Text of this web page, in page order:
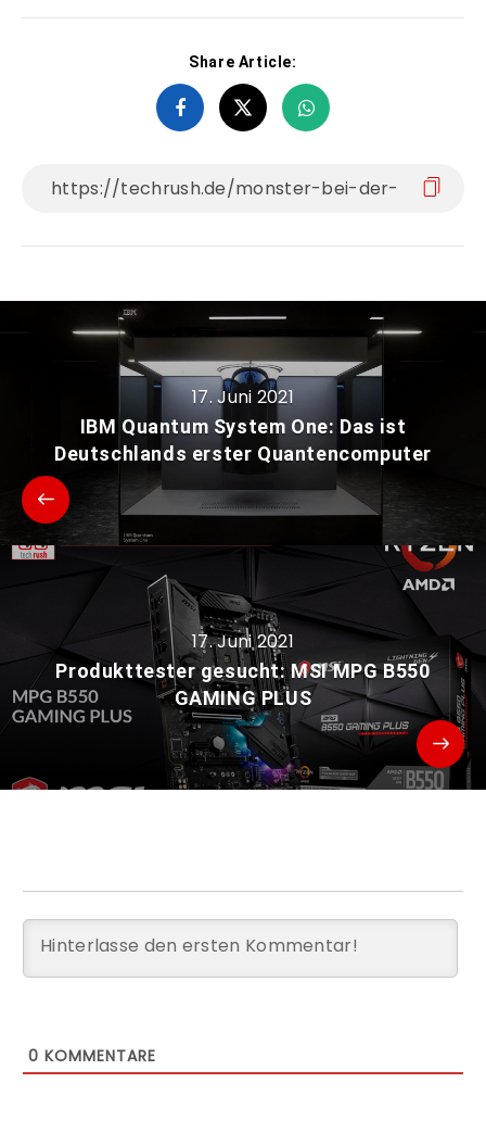
Share Article:
17. Juni 2021
IBM Quantum System One: Das ist
Deutschlands erster Quantencomputer
17. Juni 2021
Produkttester gesucht: MSI MPG B550
GAMING PLUS
0 KOMMENTARE